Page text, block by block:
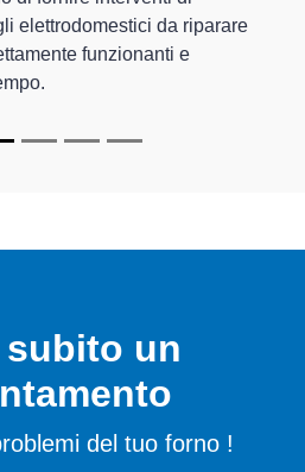
elettrodomestici da riparare
funzionanti e
subito un
del tuo forno !